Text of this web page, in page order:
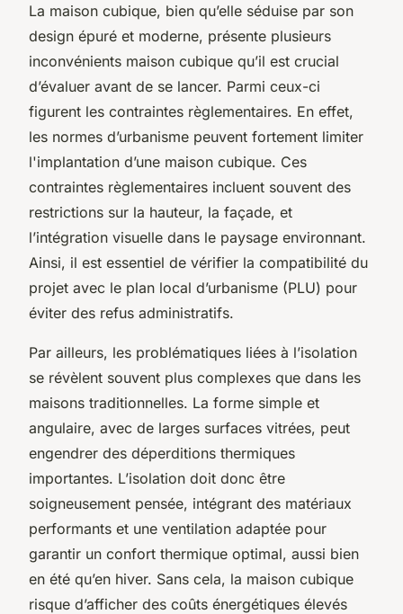
La maison cubique, bien qu’elle séduise par son
design épuré et moderne, présente plusieurs
inconvénients maison cubique qu’il est crucial
d’évaluer avant de se lancer. Parmi ceux-ci
figurent les contraintes règlementaires. En effet,
les normes d’urbanisme peuvent fortement limiter
l'implantation d’une maison cubique. Ces
contraintes règlementaires incluent souvent des
restrictions sur la hauteur, la façade, et
l’intégration visuelle dans le paysage environnant.
Ainsi, il est essentiel de vérifier la compatibilité du
projet avec le plan local d’urbanisme (PLU) pour
éviter des refus administratifs.
Par ailleurs, les problématiques liées à l’isolation
se révèlent souvent plus complexes que dans les
maisons traditionnelles. La forme simple et
angulaire, avec de larges surfaces vitrées, peut
engendrer des déperditions thermiques
importantes. L’isolation doit donc être
soigneusement pensée, intégrant des matériaux
performants et une ventilation adaptée pour
garantir un confort thermique optimal, aussi bien
en été qu’en hiver. Sans cela, la maison cubique
risque d’afficher des coûts énergétiques élevés